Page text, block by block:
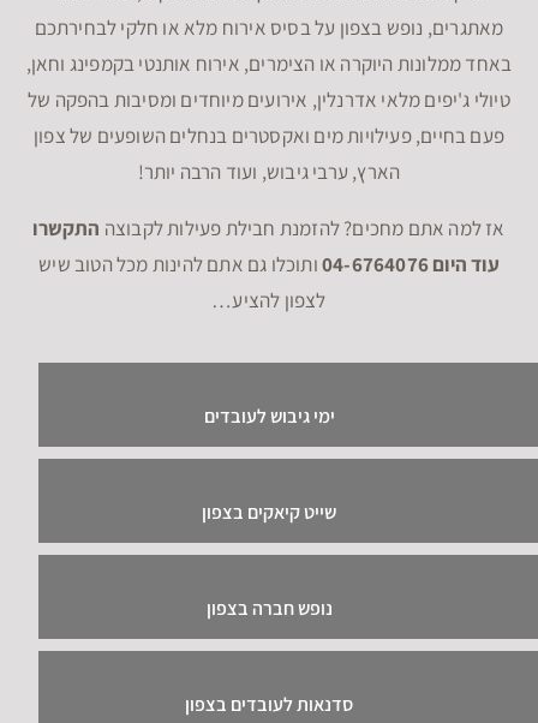
מאתגרים, נופש בצפון על בסיס אירוח מלא או חלקי לבחירתכם
באחד ממלונות היוקרה או הצימרים, אירוח אותנטי בקמפינג וחאן,
טיולי ג'יפים מלאי אדרנלין, אירועים מיוחדים ומסיבות בהפקה של
פעם בחיים, פעילויות מים ואקסטרים בנחלים השופעים של צפון
הארץ, ערבי גיבוש, ועוד הרבה יותר!
אז למה אתם מחכים? להזמנת חבילת פעילות לקבוצה התקשרו
עוד היום 04-6764076
ותוכלו גם אתם להינות מכל הטוב שיש
לצפון להציע…
ימי גיבוש לעובדים
שייט קיאקים בצפון
נופש חברה בצפון
סדנאות לעובדים בצפון